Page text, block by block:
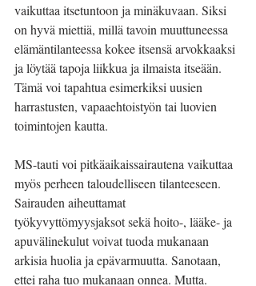
vaikuttaa itsetuntoon ja minäkuvaan. Siksi
on hyvä miettiä, millä tavoin muuttuneessa
elämäntilanteessa kokee itsensä arvokkaaksi
ja löytää tapoja liikkua ja ilmaista itseään.
Tämä voi tapahtua esimerkiksi uusien
harrastusten, vapaaehtoistyön tai luovien
toimintojen kautta.
MS-tauti voi pitkäaikaissairautena vaikuttaa
myös perheen taloudelliseen tilanteeseen.
Sairauden aiheuttamat
työkyvyttömyysjaksot sekä hoito-, lääke- ja
apuvälinekulut voivat tuoda mukanaan
arkisia huolia ja epävarmuutta. Sanotaan,
ettei raha tuo mukanaan onnea. Mutta.